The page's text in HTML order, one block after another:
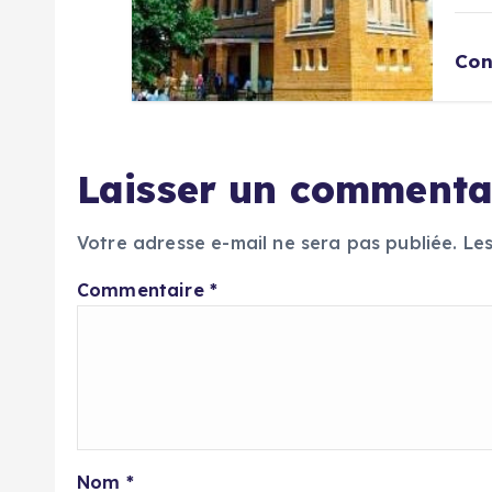
e
Laisser un
Votre adresse e-mail ne sera pas publiée.
Commentaire *
Nom *